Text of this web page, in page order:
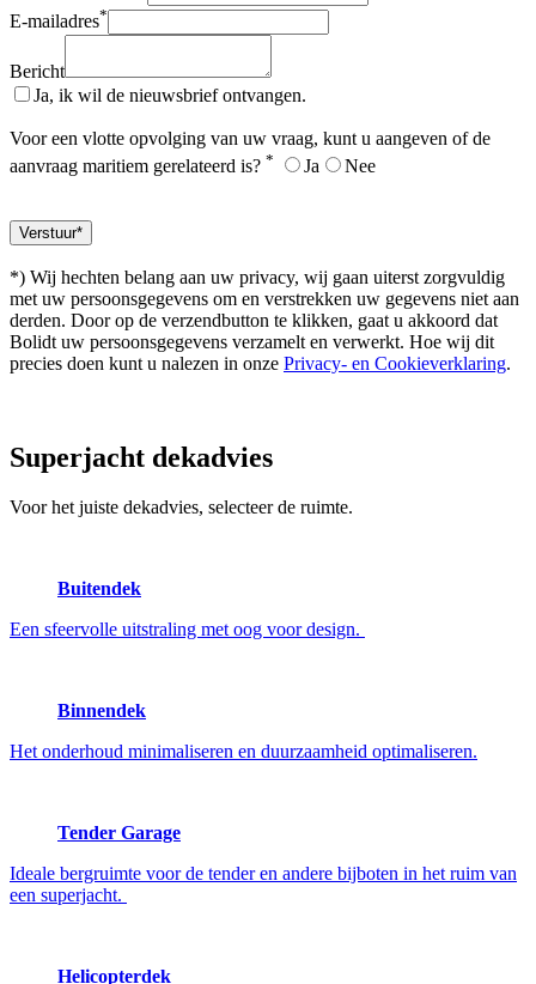
E-mailadres*
Bericht
Ja, ik wil de nieuwsbrief ontvangen.
Voor een vlotte opvolging van uw vraag, kunt u aangeven of de
aanvraag maritiem gerelateerd is? * Ja Nee
*) Wij hechten belang aan uw privacy, wij gaan uiterst zorgvuldig
met uw persoonsgegevens om en verstrekken uw gegevens niet aan
derden. Door op de verzendbutton te klikken, gaat u akkoord dat
Bolidt uw persoonsgegevens verzamelt en verwerkt. Hoe wij dit
precies doen kunt u nalezen in onze Privacy- en Cookieverklaring.
Superjacht dekadvies
Voor het juiste dekadvies, selecteer de ruimte.
Buitendek
Een sfeervolle uitstraling met oog voor design.
Binnendek
Het onderhoud minimaliseren en duurzaamheid optimaliseren.
Tender Garage
Ideale bergruimte voor de tender en andere bijboten in het ruim van
een superjacht.
Helicopterdek